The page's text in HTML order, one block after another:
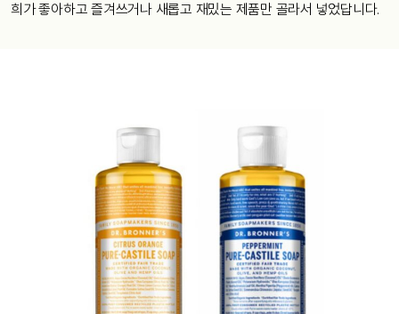
희가 좋아하고 즐겨쓰거나 새롭고 재밌는 제품만 골라서 넣었답니다.